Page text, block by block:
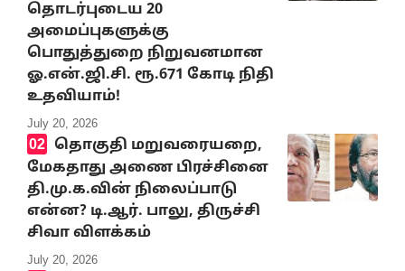
தொடர்புடைய 20
அமைப்புகளுக்கு
பொதுத்துறை நிறுவனமான
ஓ.என்.ஜி.சி. ரூ.671 கோடி நிதி
உதவியாம்!
July 20, 2026
தொகுதி மறுவரையறை,
மேகதாது அணை பிரச்சினை
தி.மு.க.வின் நிலைப்பாடு
என்ன? டி.ஆர். பாலு, திருச்சி
சிவா விளக்கம்
July 20, 2026